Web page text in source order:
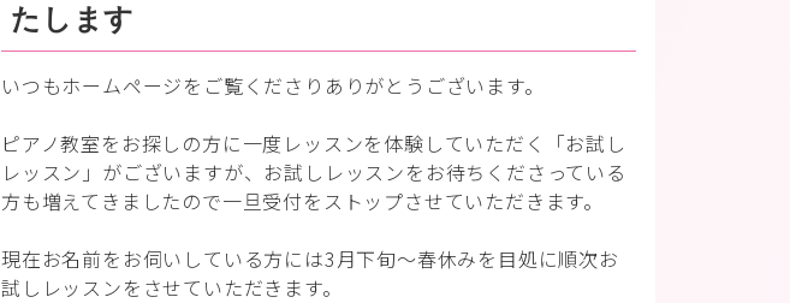
たします
いつもホームページをご覧くださりありがとうございます。
ピアノ教室をお探しの方に一度レッスンを体験していただく「お試し
レッスン」がございますが、お試しレッスンをお待ちくださっている
方も増えてきましたので一旦受付をストップさせていただきます。
現在お名前をお伺いしている方には3月下旬〜春休みを目処に順次お
試しレッスンをさせていただきます。